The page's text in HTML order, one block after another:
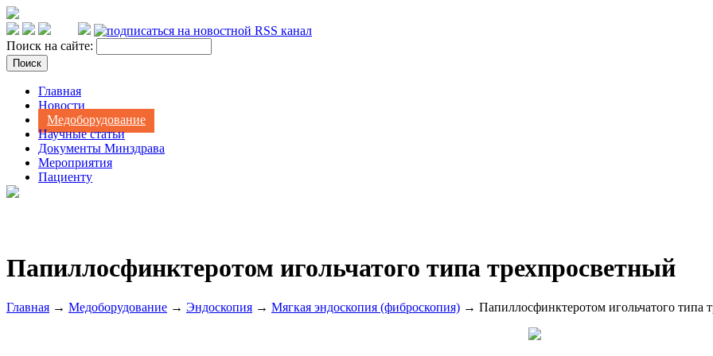
Поиск на сайте:
Главная
Новости
Медоборудование
Научные статьи
Документы Минздрава
Мероприятия
Пациенту
Папиллосфинктеротом игольчатого типа трехпросветный
Главная → Медоборудование → Эндоскопия → Мягкая эндоскопия (фиброскопия) → Папиллосфинктеротом игольчатого типа